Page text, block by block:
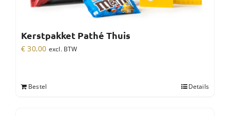
Kerstpakket Pathé Thuis
€ 30,00 excl. BTW
Bestel Details